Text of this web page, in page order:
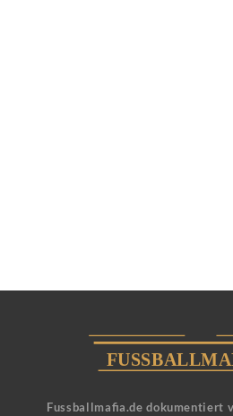
Fussballmafia.de dokumentiert